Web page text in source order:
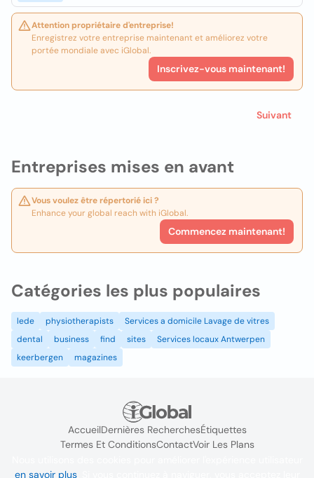
Entreprises mises en avant
Vous voulez être répertorié ici ?
Enhance your global reach with iGlobal.
Commencez maintenant!
Attention propriétaire d'entreprise!
Enregistrez votre entreprise maintenant et améliorez votre
portée mondiale avec iGlobal.
Inscrivez-vous maintenant!
Suivant
Catégories les plus populaires
lede physiotherapists
Services a domicile Lavage de vitres
dental
business find sites
Services locaux Antwerpen
keerbergen
magazines
AccueilDernières RecherchesÉtiquettes
Termes Et ConditionsContactVoir Les Plans
en savoir plus. Si vous continuez à naviguer, vous acceptez leur